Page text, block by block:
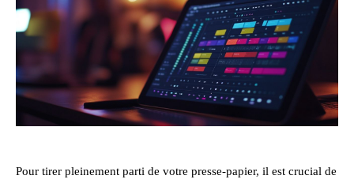
Pour tirer pleinement parti de votre presse-papier, il est crucial de